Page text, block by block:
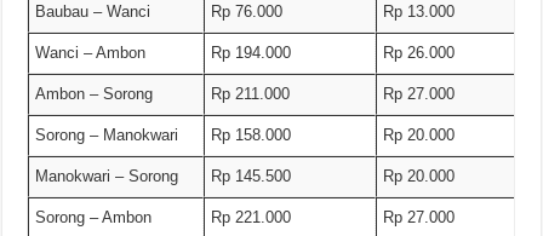
Baubau – Wanci Rp 76.000 Rp 13.000
Wanci – Ambon Rp 194.000 Rp 26.000
Ambon – Sorong Rp 211.000 Rp 27.000
Sorong – Manokwari Rp 158.000 Rp 20.000
Manokwari – Sorong Rp 145.500 Rp 20.000
Sorong – Ambon Rp 221.000 Rp 27.000